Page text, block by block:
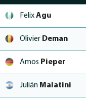
FelixAgu
Olivier Deman
Amos Pieper
Julián Malatini